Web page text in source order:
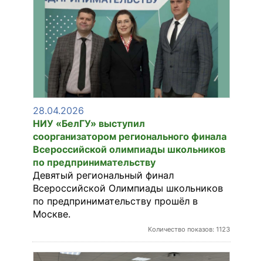
28.04.2026
НИУ «БелГУ» выступил
соорганизатором регионального финала
Всероссийской олимпиады школьников
по предпринимательству
Девятый региональный финал
Всероссийской Олимпиады школьников
по предпринимательству прошёл в
Москве.
Количество показов: 1123